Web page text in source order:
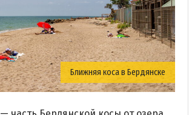
Ближняя коса в Бердянске